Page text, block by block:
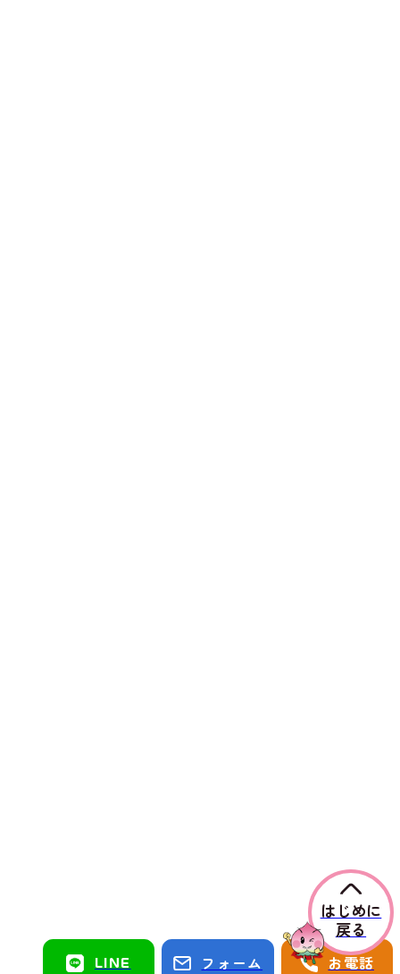
はじめに
戻る
LINE フォーム お電話